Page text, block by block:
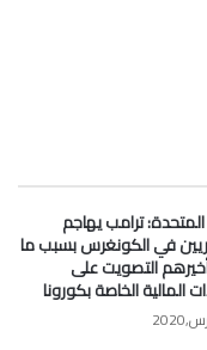
المتحدة: ترامب يهاجم
في الكونغرس بسبب ما
التصويت على
المالية الخاصة بكورونا